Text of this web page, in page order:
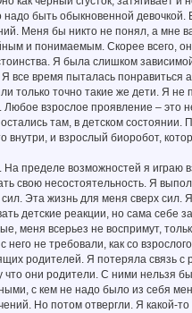
надо быть обыкновенной
Меня бы никто не понял, а мне
и понимаемым. Скорее всего,
Я была слишком
все время пыталась
только точно такие же дети. Я
взрослое проявление –
там, в детском
и взрослый биоробот,
На пределе возможностей я
свою несостоятельность. Я
Эта жизнь для меня сверх сил.
детские реакции, но сама
меня всерьез не воспримут,
него не требовали, как со
родителей. Я потеряла связь
они родители. С ними нельзя
с кем не надо было из себя
Но потом отвергли. Я какой-